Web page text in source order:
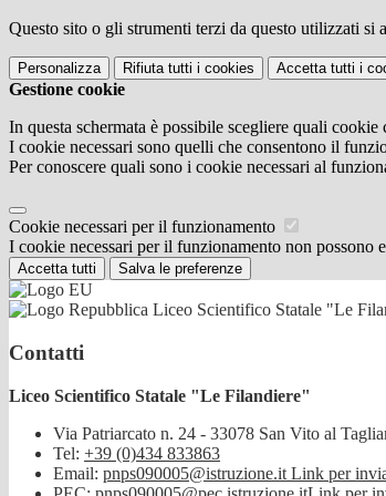
Questo sito o gli strumenti terzi da questo utilizzati
Personalizza Rifiuta tutti i cookies Accetta tutti i
Gestione cookie
In questa schermata è possibile scegliere quali cookie
I cookie necessari sono quelli che consentono il
Per conoscere quali sono i cookie necessari al
Cookie necessari per il funzionamento
I cookie necessari per il funzionamento non possono
Accetta tutti Salva le preferenze
Liceo Scientifico Statale "Le
Contatti
Liceo Scientifico Statale "Le Filandiere"
Via Patriarcato n. 24 - 33078 San Vito al
Tel: +39 (0)434 833863
Email: pnps090005@istruzione.it Link per